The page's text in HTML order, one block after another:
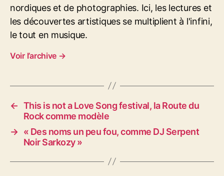
nordiques et de photographies. Ici, les lectures et
les découvertes artistiques se multiplient à l'infini,
le tout en musique.
Voir l’archive →
← This is not a Love Song festival, la Route du
Rock comme modèle
→ « Des noms un peu fou, comme DJ Serpent
Noir Sarkozy »